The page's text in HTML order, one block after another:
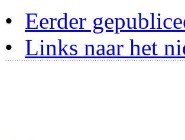
• Eerder
• Links naar het